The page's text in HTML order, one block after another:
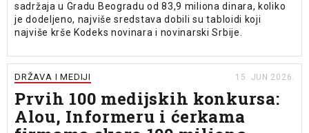
sadržaja u Gradu Beogradu od 83,9 miliona dinara, koliko
je dodeljeno, najviše sredstava dobili su tabloidi koji
najviše krše Kodeks novinara i novinarski Srbije.
DRŽAVA I MEDIJI 15. JUN 2026.
Prvih 100 medijskih konkursa:
Alou, Informeru i ćerkama